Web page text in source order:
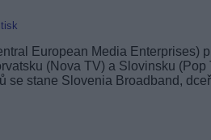
tisk
European Media Enterprises)
(Nova TV) a Slovinsku (Pop
se stane Slovenia Broadband,